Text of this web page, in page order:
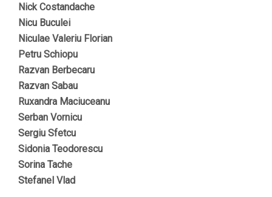
Nick Costandache
Nicu Buculei
Niculae Valeriu Florian
Petru Schiopu
Razvan Berbecaru
Razvan Sabau
Ruxandra Maciuceanu
Serban Vornicu
Sergiu Sfetcu
Sidonia Teodorescu
Sorina Tache
Stefanel Vlad